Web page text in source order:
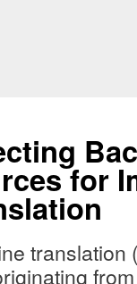
for
translation